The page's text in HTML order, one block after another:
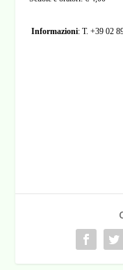
Informazioni: T. +39 02